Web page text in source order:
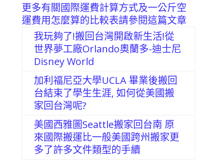
更多有關國際運費計算方式及一公斤空
運費用怎麼算的比較表請參閱這篇文章
我玩夠了!搬回台灣開啟新生活!從
世界夢工廠Orlando奧蘭多-迪士尼
Disney World
加利福尼亞大學UCLA 畢業後搬回
台結束了學生生涯, 如何從美國搬
家回台灣呢?
美國西雅圖Seattle搬家回台南 原
來國際搬運比一般美國跨州搬家更
多了許多文件類型的手續